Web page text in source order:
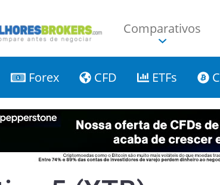
Comparativos
Forex CFD ETFs